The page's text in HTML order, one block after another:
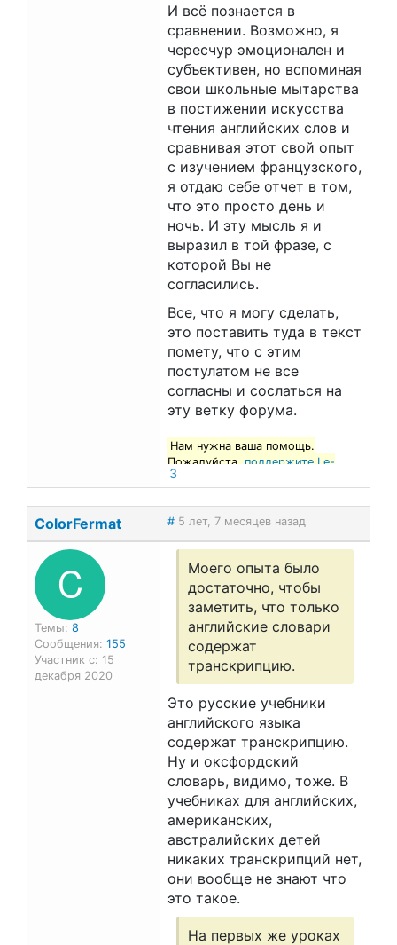
И всё познается в
сравнении. Возможно, я
чересчур эмоционален и
субъективен, но вспоминая
свои школьные мытарства
в постижении искусства
чтения английских слов и
сравнивая этот свой опыт
с изучением французского,
я отдаю себе отчет в том,
что это просто день и
ночь. И эту мысль я и
выразил в той фразе, с
которой Вы не
согласились.
Все, что я могу сделать,
это поставить туда в текст
помету, что с этим
постулатом не все
согласны и сослаться на
эту ветку форума.
Нам нужна ваша помощь.
Пожалуйста,поддержите Le-
francais.ru
3
ColorFermat # 5 лет, 7 месяцев назад
C
Темы: 8
Сообщения: 155
Участник с: 15
декабря 2020
Моего опыта было
достаточно, чтобы
заметить, что только
английские словари
содержат
транскрипцию.
Это русские учебники
английского языка
содержат транскрипцию.
Ну и оксфордский
словарь, видимо, тоже. В
учебниках для английских,
американских,
австралийских детей
никаких транскрипций нет,
они вообще не знают что
это такое.
На первых же уроках